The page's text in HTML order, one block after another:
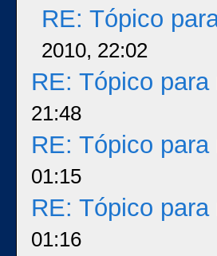
RE: Tópico
2010, 22:02
RE: Tópico
21:48
RE: Tópico
01:15
RE: Tópico
01:16